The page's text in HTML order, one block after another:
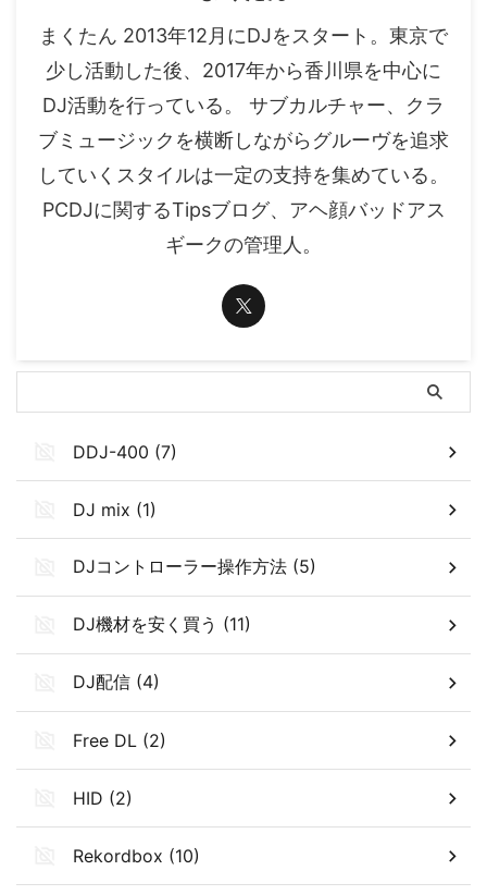
まくたん 2013年12月にDJをスタート。東京で
少し活動した後、2017年から香川県を中心に
DJ活動を行っている。 サブカルチャー、クラ
ブミュージックを横断しながらグルーヴを追求
していくスタイルは一定の支持を集めている。
PCDJに関するTipsブログ、アヘ顔バッドアス
ギークの管理人。
DDJ-400 (7)
DJ mix (1)
DJコントローラー操作方法 (5)
DJ機材を安く買う (11)
DJ配信 (4)
Free DL (2)
HID (2)
Rekordbox (10)